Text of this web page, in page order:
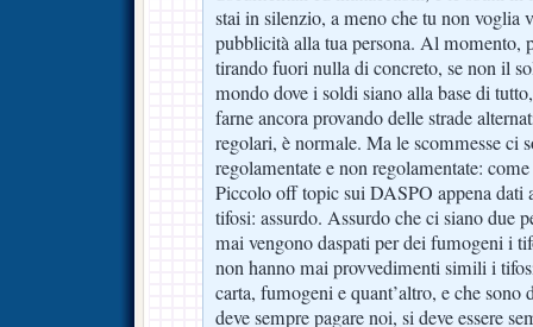
stai in silenzio, a meno che tu non voglia
pubblicità alla tua persona. Al momento,
tirando fuori nulla di concreto, se non il
mondo dove i soldi siano alla base di
farne ancora provando delle strade
regolari, è normale. Ma le scommesse ci
regolamentate e non regolamentate:
Piccolo off topic sui DASPO appena dati
tifosi: assurdo. Assurdo che ci siano due
mai vengono daspati per dei fumogeni i
non hanno mai provvedimenti simili i
carta, fumogeni e quant’altro, e che sono
deve sempre pagare noi, si deve essere